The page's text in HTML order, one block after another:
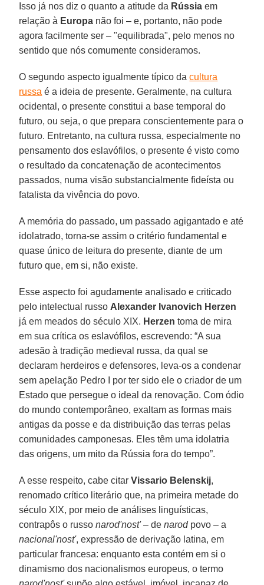
Isso já nos diz o quanto a atitude da Rússia em
relação à Europa não foi – e, portanto, não pode
agora facilmente ser – "equilibrada", pelo menos no
sentido que nós comumente consideramos.
O segundo aspecto igualmente típico dacultura
russa é a ideia de presente. Geralmente, na cultura
ocidental, o presente constitui a base temporal do
futuro, ou seja, o que prepara conscientemente para o
futuro. Entretanto, na cultura russa, especialmente no
pensamento dos eslavófilos, o presente é visto como
o resultado da concatenação de acontecimentos
passados, numa visão substancialmente fideísta ou
fatalista da vivência do povo.
A memória do passado, um passado agigantado e até
idolatrado, torna-se assim o critério fundamental e
quase único de leitura do presente, diante de um
futuro que, em si, não existe.
Esse aspecto foi agudamente analisado e criticado
pelo intelectual russo Alexander Ivanovich Herzen
já em meados do século XIX. Herzen toma de mira
em sua crítica os eslavófilos, escrevendo: “A sua
adesão à tradição medieval russa, da qual se
declaram herdeiros e defensores, leva-os a condenar
sem apelação Pedro I por ter sido ele o criador de um
Estado que persegue o ideal da renovação. Com ódio
do mundo contemporâneo, exaltam as formas mais
antigas da posse e da distribuição das terras pelas
comunidades camponesas. Eles têm uma idolatria
das origens, um mito da Rússia fora do tempo”.
A esse respeito, cabe citarVissario Belenskij,
renomado crítico literário que, na primeira metade do
século XIX, por meio de análises linguísticas,
contrapôs o russonarod'nost' – denarodpovo – a
nacional'nost', expressão de derivação latina, em
particular francesa: enquanto esta contém em si o
dinamismo dos nacionalismos europeus, o termo